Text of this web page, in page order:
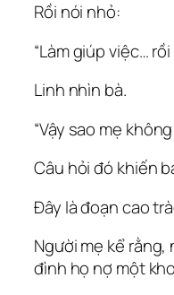
Rồi nói nhỏ:
“Làm giúp việc…
Linh nhìn bà.
“Vậy sao mẹ
Câu hỏi đó khiến
Đây là đoạn cao
Người mẹ kể rằng,
đình họ nợ một